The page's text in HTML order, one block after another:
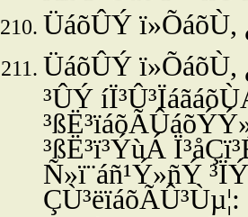
ÜáõÛÝ ï»ÕáõÙ,
ÜáõÛÝ ï»ÕáõÙ,
³ÛÝ
³ßË³ï³ÝùÁ
Ñ»ï¨áñ¹Ý»ñÝ
ÇÙ³ëïáõÃÛ³Ùµ¦: